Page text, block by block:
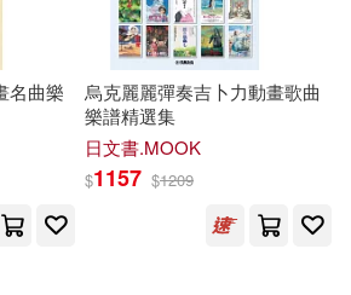
えにし(1)
かんむり(1)
きょくちょ(1)
名曲樂
烏克麗麗彈奏吉卜力動畫歌曲
樂譜精選集
日文書.MOOK
$1157 $1209